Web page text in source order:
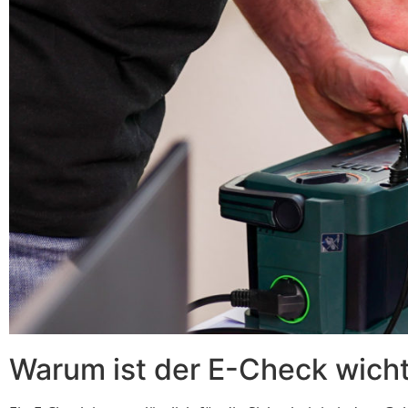
Warum ist der E-Check